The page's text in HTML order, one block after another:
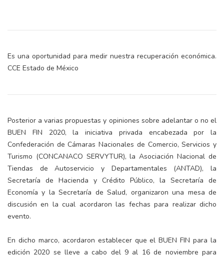
Es una oportunidad para medir nuestra recuperación económica.
CCE Estado de México
Posterior a varias propuestas y opiniones sobre adelantar o no el
BUEN FIN 2020, la iniciativa privada encabezada por la
Confederación de Cámaras Nacionales de Comercio, Servicios y
Turismo (CONCANACO SERVYTUR), la Asociación Nacional de
Tiendas de Autoservicio y Departamentales (ANTAD), la
Secretaría de Hacienda y Crédito Público, la Secretaría de
Economía y la Secretaría de Salud, organizaron una mesa de
discusión en la cual acordaron las fechas para realizar dicho
evento.
En dicho marco, acordaron establecer que el BUEN FIN para la
edición 2020 se lleve a cabo del 9 al 16 de noviembre para